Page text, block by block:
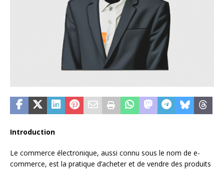
Introduction
Le commerce électronique, aussi connu sous le nom de e-
commerce, est la pratique d’acheter et de vendre des produits